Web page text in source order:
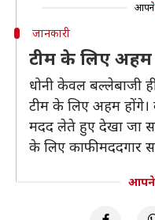
आपने
जानकारी
टीम के लिए अहम
धोनी केवल बल्लेबाजी
टीम के लिए अहम होंगे।
मदद लेते हुए देखा जा
के लिए काफी मददगार
आपने